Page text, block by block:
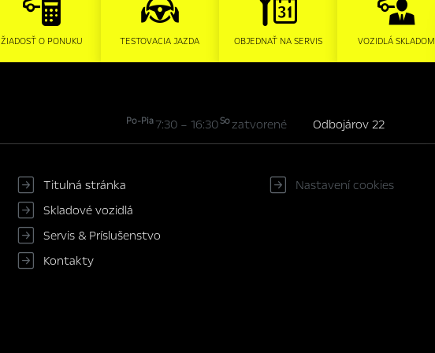
ŽIADOSŤ O PONUKU TESTOVACIA JAZDA OBJEDNAŤ NA SERVIS VOZIDLÁ SKLADOM
Po-Pia7:30 – 16:30Sozatvorené Odbojárov 22
Titulná stránka
Skladové vozidlá
Servis & Príslušenstvo
Kontakty
Nastavení cookies